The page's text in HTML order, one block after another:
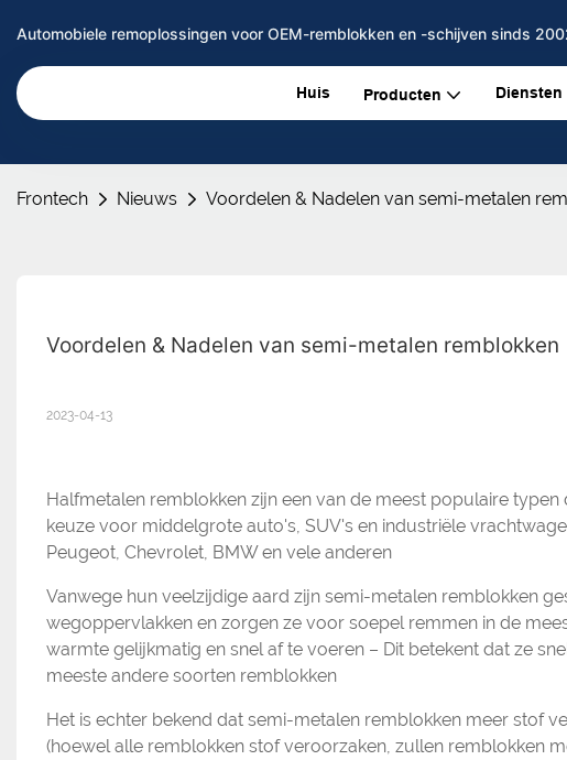
Automobiele remoplossingen voor OEM-remblokken en -schijven sinds
Huis Producten Diensten
Frontech Nieuws Voordelen & Nadelen van semi-metalen
Voordelen & Nadelen van semi-metalen remblokken
2023-04-13
Halfmetalen remblokken zijn een van de meest populaire
keuze voor middelgrote auto's, SUV's en industriële
Peugeot, Chevrolet, BMW en vele anderen
Vanwege hun veelzijdige aard zijn semi-metalen remblokken
wegoppervlakken en zorgen ze voor soepel remmen in de
warmte gelijkmatig en snel af te voeren – Dit betekent dat ze
meeste andere soorten remblokken
Het is echter bekend dat semi-metalen remblokken meer stof
(hoewel alle remblokken stof veroorzaken, zullen remblokken